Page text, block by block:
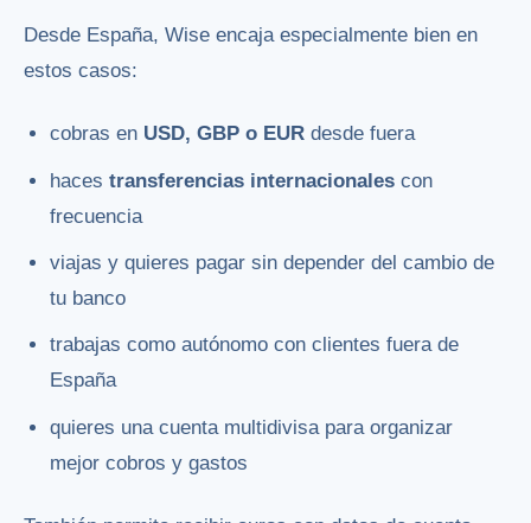
Desde España, Wise encaja especialmente bien en
estos casos:
cobras en USD, GBP o EUR desde fuera
hacestransferencias internacionales con
frecuencia
viajas y quieres pagar sin depender del cambio de
tu banco
trabajas como autónomo con clientes fuera de
España
quieres una cuenta multidivisa para organizar
mejor cobros y gastos